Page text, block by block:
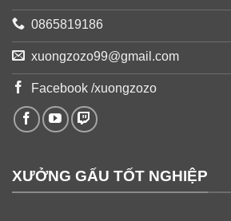
0865819186
xuongzozo99@gmail.com
Facebook /xuongzozo
XƯỞNG GẤU TỐT NGHIỆP